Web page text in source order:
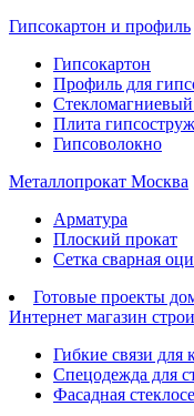
Гипсокартон и профиль
Гипсокартон
Профиль для
Плита
Гипсоволокно
Металлопрокат Москва
Арматура
Плоский прокат
Сетка сварная
Готовые проекты
Интернет магазин
Гибкие связи для
Спецодежда для
Фасадная